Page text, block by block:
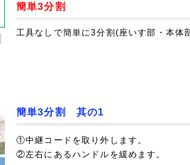
簡単3分割
工具なしで簡単に3分割(座いす部・本体
簡単3分割 其の1
①中継コードを取り外します。
②左右にあるハンドルを緩めます。